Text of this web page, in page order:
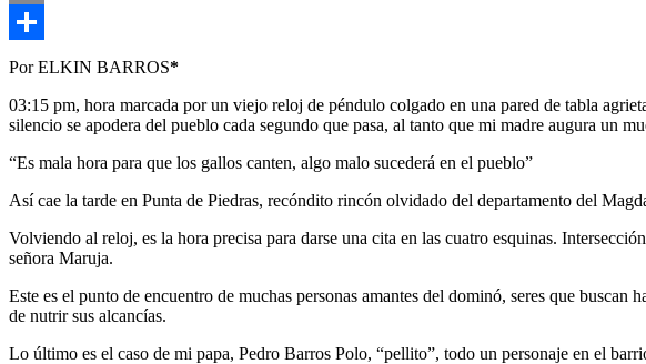
Copy
Link
Compartir
Por ELKIN BARROS*
03:15 pm, hora marcada por un viejo reloj de péndulo colgado en una pared de tabla
silencio se apodera del pueblo cada segundo que pasa, al tanto que mi madre augura un
“Es mala hora para que los gallos canten, algo malo sucederá en el pueblo”
Así cae la tarde en Punta de Piedras, recóndito rincón olvidado del departamento del
Volviendo al reloj, es la hora precisa para darse una cita en las cuatro esquinas.
señora Maruja.
Este es el punto de encuentro de muchas personas amantes del dominó, seres que
de nutrir sus alcancías.
Lo último es el caso de mi papa, Pedro Barros Polo, “pellito”, todo un personaje en el